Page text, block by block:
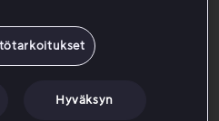
ei voi muuttaa tai nähdä
pakettien tietoja.
kumppanille.
Hyväksyn